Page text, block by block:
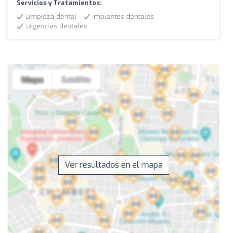
Servicios y Tratamientos:
Limpieza dental
Implantes dentales
Urgencias dentales
Ver resultados en el mapa